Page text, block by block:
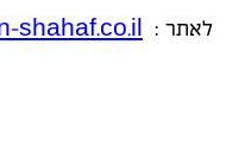
לאתר : shahaf.co.il